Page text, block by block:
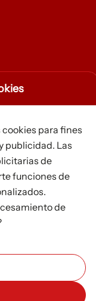
para fines
publicidad. Las
de
funciones de
de